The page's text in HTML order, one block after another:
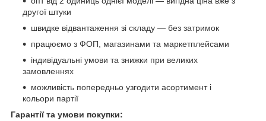
другої штуки
швидке відвантаження зі складу — без затримок
працюємо з ФОП, магазинами та маркетплейсами
індивідуальні умови та знижки при великих
замовленнях
можливість попередньо узгодити асортимент і
кольори партії
Гарантії та умови покупки: